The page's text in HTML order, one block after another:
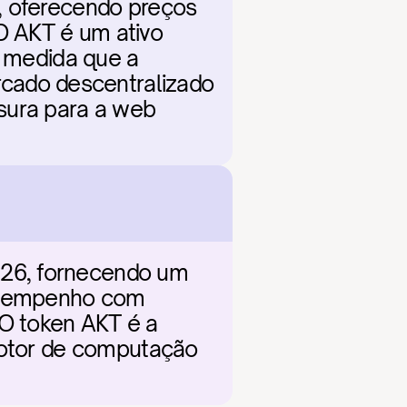
oferecendo preços
AKT é um ativo
que a
descentralizado
para a web
fornecendo um
com
token AKT é a
de computação